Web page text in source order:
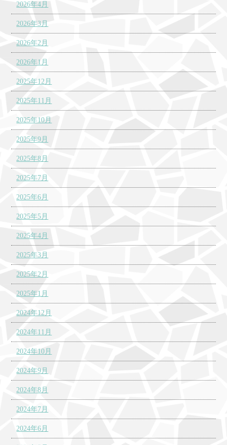
2026年4月
2026年3月
2026年2月
2026年1月
2025年12月
2025年11月
2025年10月
2025年9月
2025年8月
2025年7月
2025年6月
2025年5月
2025年4月
2025年3月
2025年2月
2025年1月
2024年12月
2024年11月
2024年10月
2024年9月
2024年8月
2024年7月
2024年6月